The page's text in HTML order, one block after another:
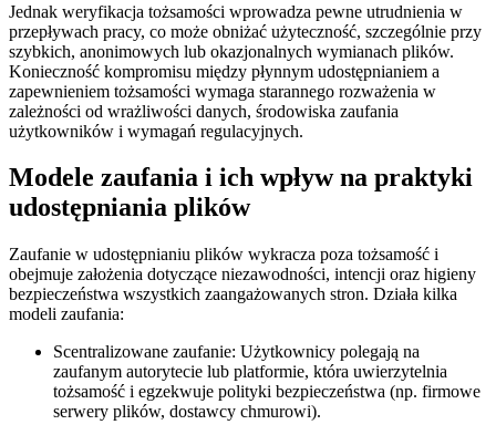
Jednak weryfikacja tożsamości wprowadza pewne utrudnienia w
przepływach pracy, co może obniżać użyteczność, szczególnie przy
szybkich, anonimowych lub okazjonalnych wymianach plików.
Konieczność kompromisu między płynnym udostępnianiem a
zapewnieniem tożsamości wymaga starannego rozważenia w
zależności od wrażliwości danych, środowiska zaufania
użytkowników i wymagań regulacyjnych.
Modele zaufania i ich wpływ na praktyki
udostępniania plików
Zaufanie w udostępnianiu plików wykracza poza tożsamość i
obejmuje założenia dotyczące niezawodności, intencji oraz higieny
bezpieczeństwa wszystkich zaangażowanych stron. Działa kilka
modeli zaufania:
Scentralizowane zaufanie: Użytkownicy polegają na
zaufanym autorytecie lub platformie, która uwierzytelnia
tożsamość i egzekwuje polityki bezpieczeństwa (np. firmowe
serwery plików, dostawcy chmurowi).